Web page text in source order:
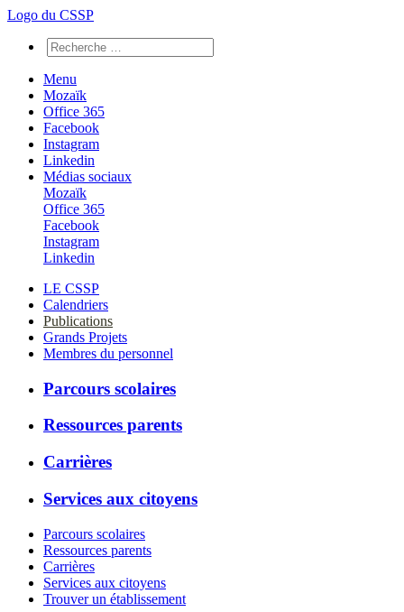
Logo du CSSP
Menu
Mozaïk
Office 365
Facebook
Instagram
Linkedin
Médias sociaux
Mozaïk
Office 365
Facebook
Instagram
Linkedin
LE CSSP
Calendriers
Publications
Grands Projets
Membres du personnel
Parcours scolaires
Ressources parents
Carrières
Services aux citoyens
Parcours scolaires
Ressources parents
Carrières
Services aux citoyens
Trouver un établissement